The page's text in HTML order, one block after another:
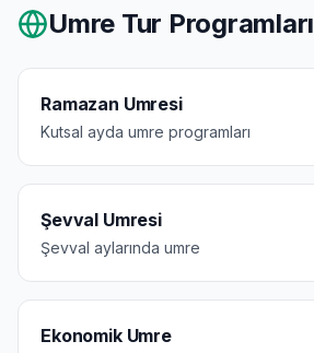
Umre Tur Programları
Ramazan Umresi
Kutsal ayda umre programları
Şevval Umresi
Şevval aylarında umre
Ekonomik Umre